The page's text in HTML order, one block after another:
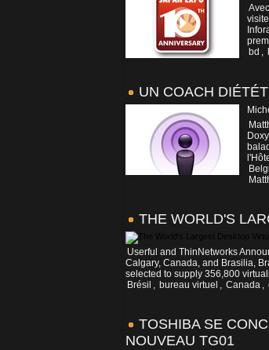
bd ,
UN COACH
THE WORLD'S
Userful and ThinNetworks
Calgary, Canada, and Brasilia,
selected to supply 356,800
Brésil , bureau virtuel , Canada ,
TOSHIBA SE
NOUVEAU TG01